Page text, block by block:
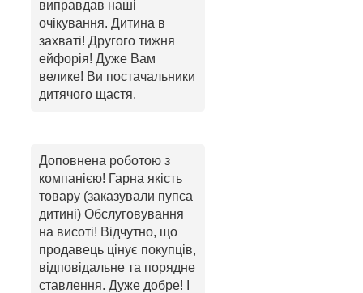
виправдав наші
очікування. Дитина в
захваті! Другого тижня
ейфорія! Дуже Вам
велике! Ви постачальники
дитячого щастя.
Доповнена роботою з
компанією! Гарна якість
товару (заказували пупса
дитині) Обслуговування
на висоті! Відчутно, що
продавець цінує покупців,
відповідальне та порядне
ставлення. Дуже добре! І